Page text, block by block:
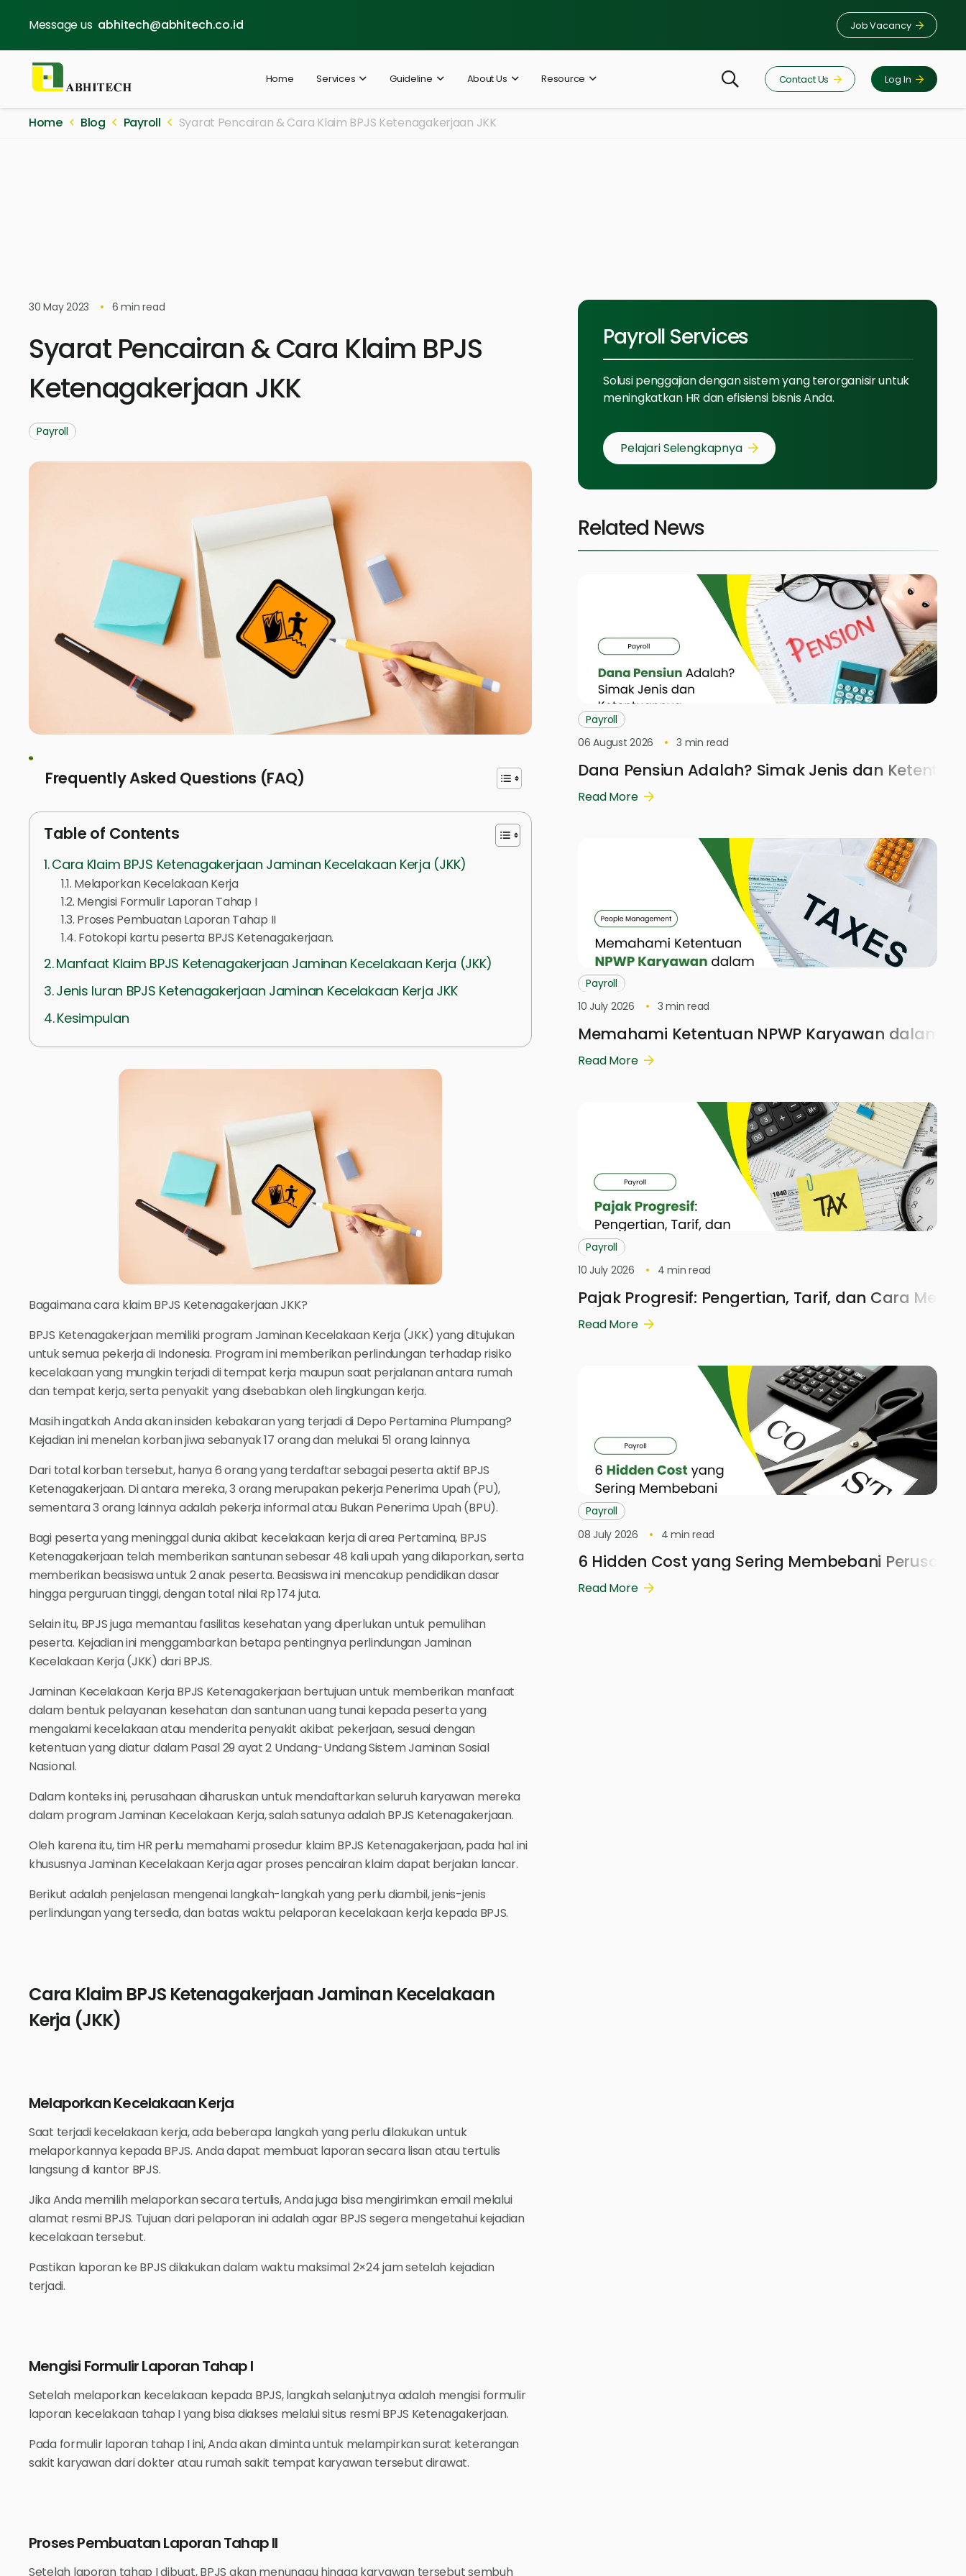
Message us abhitech@abhitech.co.id Job Vacancy
Home Services Guideline About Us Resource Contact Us Log In
Home Blog Payroll Syarat Pencairan & Cara Klaim BPJS Ketenagakerjaan JKK
30 May 2023 6 min read
Syarat Pencairan & Cara Klaim BPJS
Ketenagakerjaan JKK
Payroll
Frequently Asked Questions (FAQ)
Table of Contents
Cara Klaim BPJS Ketenagakerjaan Jaminan Kecelakaan Kerja (JKK)
Melaporkan Kecelakaan Kerja
Mengisi Formulir Laporan Tahap I
Proses Pembuatan Laporan Tahap II
Fotokopi kartu peserta BPJS Ketenagakerjaan.
Manfaat Klaim BPJS Ketenagakerjaan Jaminan Kecelakaan Kerja (JKK)
Jenis Iuran BPJS Ketenagakerjaan Jaminan Kecelakaan Kerja JKK
Kesimpulan
Bagaimana cara klaim BPJS Ketenagakerjaan JKK?
BPJS Ketenagakerjaan memiliki program Jaminan Kecelakaan Kerja (JKK) yang ditujukan
untuk semua pekerja di Indonesia. Program ini memberikan perlindungan terhadap risiko
kecelakaan yang mungkin terjadi di tempat kerja maupun saat perjalanan antara rumah
dan tempat kerja, serta penyakit yang disebabkan oleh lingkungan kerja.
Masih ingatkah Anda akan insiden kebakaran yang terjadi di Depo Pertamina Plumpang?
Kejadian ini menelan korban jiwa sebanyak 17 orang dan melukai 51 orang lainnya.
Dari total korban tersebut, hanya 6 orang yang terdaftar sebagai peserta aktif BPJS
Ketenagakerjaan. Di antara mereka, 3 orang merupakan pekerja Penerima Upah (PU),
sementara 3 orang lainnya adalah pekerja informal atau Bukan Penerima Upah (BPU).
Bagi peserta yang meninggal dunia akibat kecelakaan kerja di area Pertamina, BPJS
Ketenagakerjaan telah memberikan santunan sebesar 48 kali upah yang dilaporkan, serta
memberikan beasiswa untuk 2 anak peserta. Beasiswa ini mencakup pendidikan dasar
hingga perguruan tinggi, dengan total nilai Rp 174 juta.
Selain itu, BPJS juga memantau fasilitas kesehatan yang diperlukan untuk pemulihan
peserta. Kejadian ini menggambarkan betapa pentingnya perlindungan Jaminan
Kecelakaan Kerja (JKK) dari BPJS.
Jaminan Kecelakaan Kerja BPJS Ketenagakerjaan bertujuan untuk memberikan manfaat
dalam bentuk pelayanan kesehatan dan santunan uang tunai kepada peserta yang
mengalami kecelakaan atau menderita penyakit akibat pekerjaan, sesuai dengan
ketentuan yang diatur dalam Pasal 29 ayat 2 Undang-Undang Sistem Jaminan Sosial
Nasional.
Dalam konteks ini, perusahaan diharuskan untuk mendaftarkan seluruh karyawan mereka
dalam program Jaminan Kecelakaan Kerja, salah satunya adalah BPJS Ketenagakerjaan.
Oleh karena itu, tim HR perlu memahami prosedur klaim BPJS Ketenagakerjaan, pada hal ini
khususnya Jaminan Kecelakaan Kerja agar proses pencairan klaim dapat berjalan lancar.
Berikut adalah penjelasan mengenai langkah-langkah yang perlu diambil, jenis-jenis
perlindungan yang tersedia, dan batas waktu pelaporan kecelakaan kerja kepada BPJS.
Cara Klaim BPJS KetenagakerjaanJaminan Kecelakaan
Kerja (JKK)
Melaporkan Kecelakaan Kerja
Saat terjadi kecelakaan kerja, ada beberapa langkah yang perlu dilakukan untuk
melaporkannya kepada BPJS. Anda dapat membuat laporan secara lisan atau tertulis
langsung di kantor BPJS.
Jika Anda memilih melaporkan secara tertulis, Anda juga bisa mengirimkan email melalui
alamat resmi BPJS. Tujuan dari pelaporan ini adalah agar BPJS segera mengetahui kejadian
kecelakaan tersebut.
Pastikan laporan ke BPJS dilakukan dalam waktu maksimal 2×24 jam setelah kejadian
terjadi.
Mengisi Formulir Laporan Tahap I
Setelah melaporkan kecelakaan kepada BPJS, langkah selanjutnya adalah mengisi formulir
laporan kecelakaan tahap I yang bisa diakses melalui situs resmi BPJS Ketenagakerjaan.
Pada formulir laporan tahap I ini, Anda akan diminta untuk melampirkan surat keterangan
sakit karyawan dari dokter atau rumah sakit tempat karyawan tersebut dirawat.
Proses Pembuatan Laporan Tahap II
Setelah laporan tahap I dibuat, BPJS akan menunggu hingga karyawan tersebut sembuh
Payroll Services
Solusi penggajian dengan sistem yang terorganisir untuk
meningkatkan HR dan efisiensi bisnis Anda.
Pelajari Selengkapnya
Related News
Payroll
06 August 2026
3 min read
Dana Pensiun Adalah? Simak Jenis dan
Read More
Payroll
10 July 2026
3 min read
Memahami Ketentuan NPWP Karyawan dalam
Read More
Payroll
10 July 2026
4 min read
Pajak Progresif: Pengertian, Tarif, dan Cara
Read More
Payroll
08 July 2026
4 min read
6 Hidden Cost yang Sering Membebani
Read More